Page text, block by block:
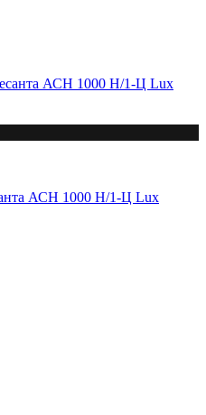
АСН 1000 Н/1-Ц Lux